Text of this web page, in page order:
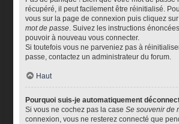
récupéré, il peut facilement être réinitialisé.
vous sur la page de connexion puis cliquez
mot de passe. Suivez les instructions
pouvoir à nouveau vous connecter.
Si toutefois vous ne parveniez pas à
passe, contactez un administrateur du forum.
Haut
Pourquoi suis-je automatiquement
Si vous ne cochez pas la caseSe souvenir de
connexion, vous ne resterez connecté que